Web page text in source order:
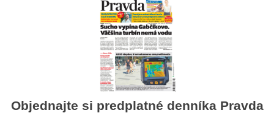
Objednajte si predplatné denníka Pravda